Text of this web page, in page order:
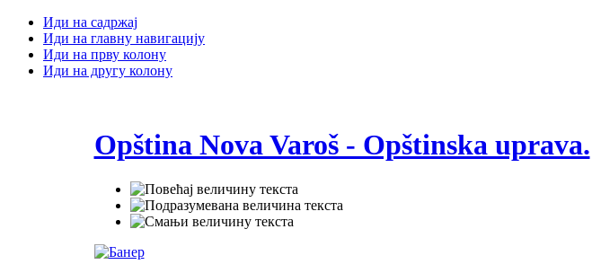
Иди на садржај
Иди на главну навигацију
Иди на прву колону
Иди на другу колону
Opština Nova Varoš - Opštinska uprava.